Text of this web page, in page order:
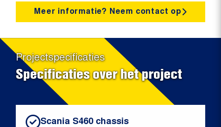
Meer informatie? Neem contact op
Projectspecificaties
Specificaties over het project
Scania S460 chassis